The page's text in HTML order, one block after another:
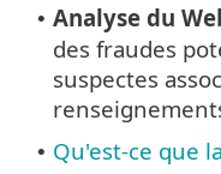
• Analyse du
des fraudes
suspectes
• Qu'est-ce que